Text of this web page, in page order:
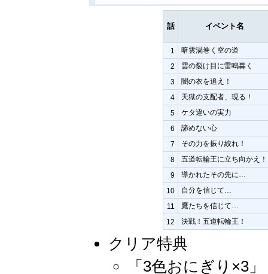
話 イベント名
1 暗雲渦巻く空の道
2 雲の裂け目に雷鳴轟く
3 闇の衣を追え！
4 天獄の支配者、現る！
5 ケタ違いの実力
6 諦めない心
7 その力を振り絞れ！
8 五道転輪王に立ち向かえ！
9 導かれたその先に…
10 自分を信じて…
11 鷹たちを信じて…
12 決戦！五道転輪王！
クリア特典
「3色おにぎり×3